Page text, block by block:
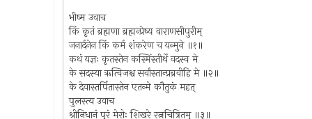
भीष्म उवाच
किं कृतं ब्रह्मणा ब्रह्मन्प्रेष्य वाराणसीपुरीम्
जनार्दनेन किं कर्म शंकरेण च यन्मुने ॥१॥
कथं यज्ञः कृतस्तेन कस्मिंस्तीर्थे वदस्व मे
के सदस्या ऋत्विजश्च सर्वांस्तान्प्रब्रवीहि मे ॥२॥
के देवास्तर्पितास्तेन एतन्मे कौतुकं महत्
पुलस्त्य उवाच
श्रीनिधानं पुरं मेरोः शिखरे रत्नचित्रितम् ॥३॥